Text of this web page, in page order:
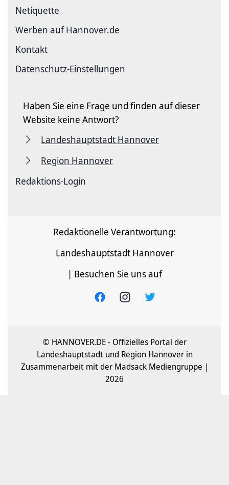
Netiquette
Werben auf Hannover.de
Kontakt
Datenschutz-Einstellungen
Haben Sie eine Frage und finden auf dieser
Website keine Antwort?
Landeshauptstadt Hannover
Region Hannover
Redaktions-Login
Redaktionelle Verantwortung:
Landeshauptstadt Hannover
| Besuchen Sie uns auf
© HANNOVER.DE - Offizielles Portal der
Landeshauptstadt und Region Hannover in
Zusammenarbeit mit der Madsack Mediengruppe |
2026